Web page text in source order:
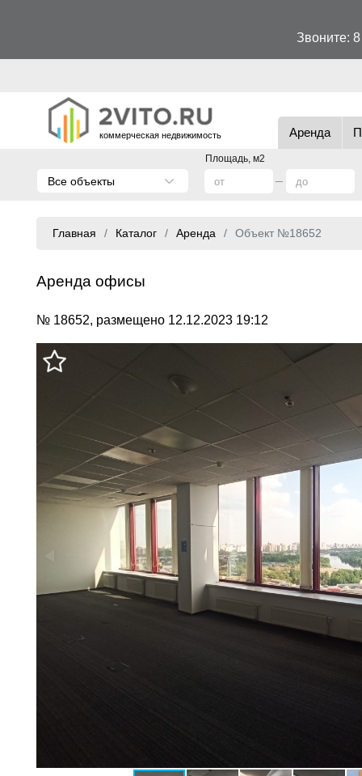
Звоните:
коммерческая недвижимость Аренда
Площадь, м2
Все объекты
Главная Каталог Аренда Объект №18652
Аренда офисы
№ 18652, размещено 12.12.2023 19:12